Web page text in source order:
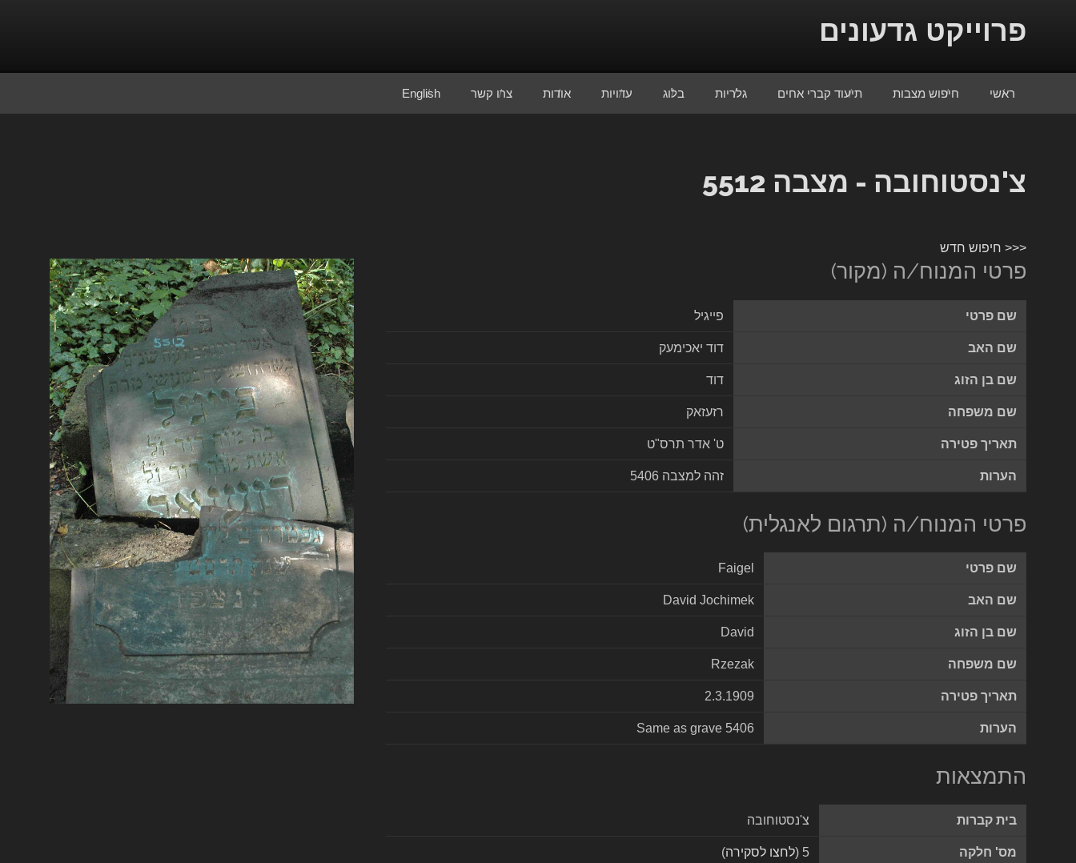
פרוייקט גדעונים
ראשי חיפוש מצבות תיעוד קברי אחים גלריות בלוג עדויות אודות צרו קשר English
צ'נסטוחובה - מצבה 5512
<<< חיפוש חדש
פרטי המנוח/ה (מקור)
שם פרטי פייגיל
שם האב דוד יאכימעק
שם בן הזוג דוד
שם משפחה רזעזאק
תאריך פטירה ט' אדר תרס"ט
הערות זהה למצבה 5406
פרטי המנוח/ה (תרגום לאנגלית)
שם פרטי Faigel
שם האב David Jochimek
שם בן הזוג David
שם משפחה Rzezak
תאריך פטירה 2.3.1909
הערות Same as grave 5406
התמצאות
בית קברות צ'נסטוחובה
מס' חלקה 5 ( לחצו לסקירה)